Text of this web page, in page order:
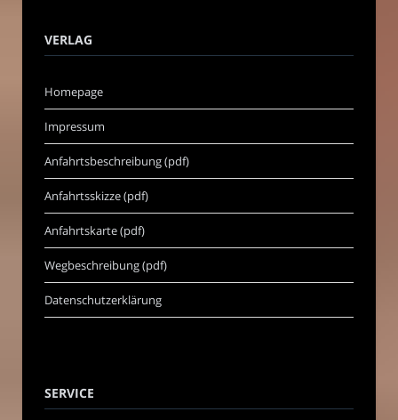
VERLAG
Homepage
Impressum
Anfahrtsbeschreibung (pdf)
Anfahrtsskizze (pdf)
Anfahrtskarte (pdf)
Wegbeschreibung (pdf)
Datenschutzerklärung
SERVICE